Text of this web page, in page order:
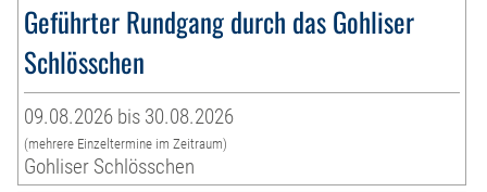
Geführter Rundgang durch das Gohliser
Schlösschen
09.08.2026 bis 30.08.2026
(mehrere Einzeltermine im Zeitraum)
Gohliser Schlösschen